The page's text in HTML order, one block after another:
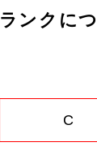
ランクに
C